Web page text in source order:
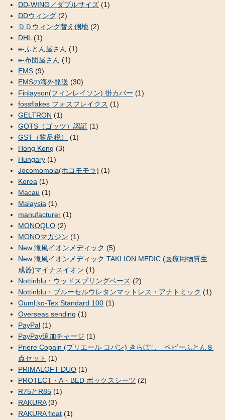
DD-WING／ダブルサイズ (1)
DDウィング (2)
ＤＤウィング替え側地 (2)
DHL (1)
e-ふとん屋さん (1)
e-布団屋さん (1)
EMS (9)
EMSの海外発送 (30)
Finlayson(フィンレイソン) 掛カバー (1)
fossflakes フォスフレイクス (1)
GELTRON (1)
GOTS（ゴッツ）認証 (1)
GST（物品税）
(1)
Hong Kong (3)
Hungary (1)
Jocomomola(ホコモモラ) (1)
Korea (1)
Macau (1)
Malaysia (1)
manufacturer (1)
MONOQLO (2)
MONOマガジン (1)
New 滝風イオンメディック (5)
New 滝風イオンメディック TAKI ION MEDIC (医療用物質生
成器)マイナスイオン (1)
Nottinblu・ウッドスプリングベース (2)
Nottinblu・ブルーセルウレタンマットレス・アナトミック (1)
Ouml;ko-Tex Standard 100 (1)
Overseas sending (1)
PayPal (1)
PayPay追加チャージ (1)
Priere Copain (プリエール コパン) きらぼし ベビーふとん８
点セット (1)
PRIMALOFT DUO (1)
PROTECT・A・BED ボックスシーツ (2)
R75とR85 (1)
RAKURA(3)
RAKURA float (1)